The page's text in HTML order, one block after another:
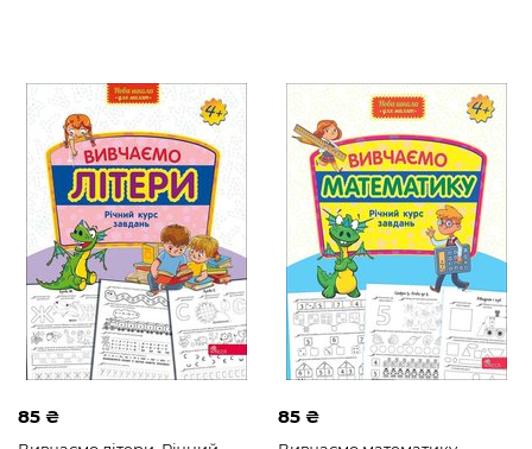
85 ₴ 85 ₴